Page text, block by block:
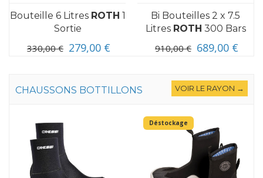
Bouteille 6 Litres ROTH 1
Sortie
330,00 € 279,00 €
Bi Bouteilles 2 x 7.5
Litres ROTH 300 Bars
910,00 € 689,00 €
CHAUSSONS BOTTILLONS VOIR LE RAYON →
Déstockage